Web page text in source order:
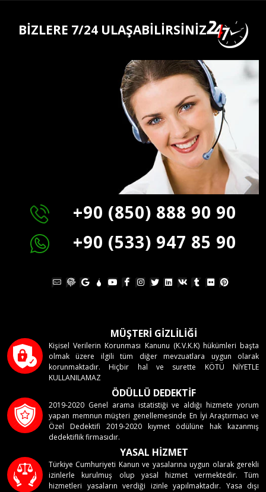
BİZLERE 7/24 ULAŞABİLİRSİNİZ
+90 (850) 888 90 90
+90 (533) 947 85 90
MÜŞTERİ GİZLİLİĞİ
Kişisel Verilerin Korunması Kanunu (K.V.K.K) hükümleri başta
olmak üzere ilgili tüm diğer mevzuatlara uygun olarak
korunmaktadır. Hiçbir hal ve surette KÖTÜ NİYETLE
KULLANILAMAZ
ÖDÜLLÜ DEDEKTİF
2019-2020 Genel arama istatistiği ve aldığı hizmete yorum
yapan memnun müşteri genellemesinde En İyi Araştırmacı ve
Özel Dedektifi 2019-2020 kıymet ödülüne hak kazanmış
dedektiflik firmasıdır.
YASAL HİZMET
Türkiye Cumhuriyeti Kanun ve yasalarına uygun olarak gerekli
izinlerle kurulmuş olup yasal hizmet vermektedir. Tüm
hizmetleri yasaların verdiği izinle yapılmaktadır. Yasa dışı